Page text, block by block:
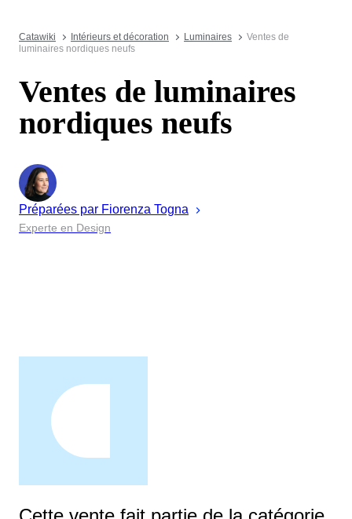
Catawiki Intérieurs et décoration Luminaires
Ventes de
luminaires nordiques neufs
Ventes de luminaires
nordiques neufs
Préparées par Fiorenza Togna
Experte en Design